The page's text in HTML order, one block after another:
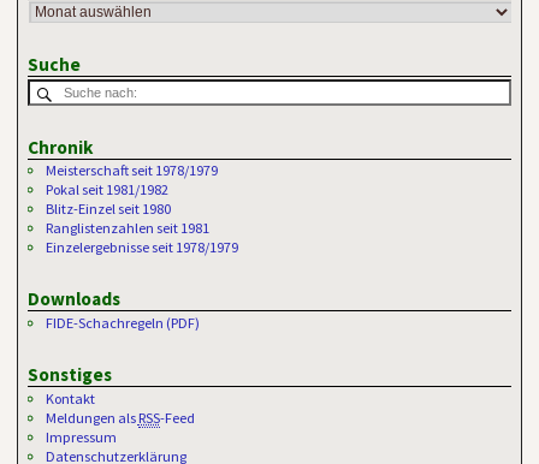
Suche
Chronik
Meisterschaft seit 1978/1979
Pokal seit 1981/1982
Blitz-Einzel seit 1980
Ranglistenzahlen seit 1981
Einzelergebnisse seit 1978/1979
Downloads
FIDE-Schachregeln (PDF)
Sonstiges
Kontakt
Meldungen als RSS-Feed
Impressum
Datenschutzerklärung